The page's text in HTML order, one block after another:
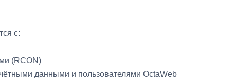
с:
(RCON)
данными и пользователями OctaWeb